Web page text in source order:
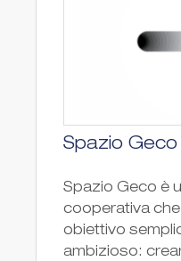
Spazio
Spazio Geco è
cooperativa
obiettivo
ambizioso: